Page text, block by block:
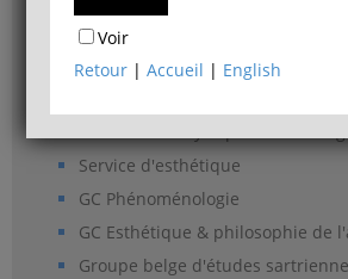
Accès & plans
Bibliothèque du Département de
Service d'esthétique
GC Phénoménologie
GC Esthétique & philosophie de
Groupe belge d'études
Voir
Retour |Accueil | English